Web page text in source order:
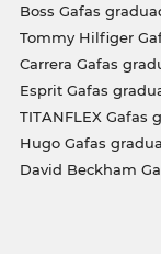
Boss Gafas
Tommy Hilfiger
Carrera Gafas
Esprit Gafas
TITANFLEX Gafas
Hugo Gafas
David Beckham